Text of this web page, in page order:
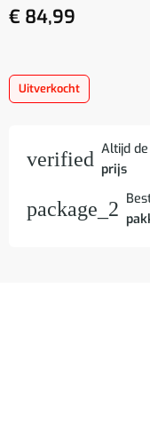
€ 84,99
Uitverkocht
verified Altijd de
prijs
package_2